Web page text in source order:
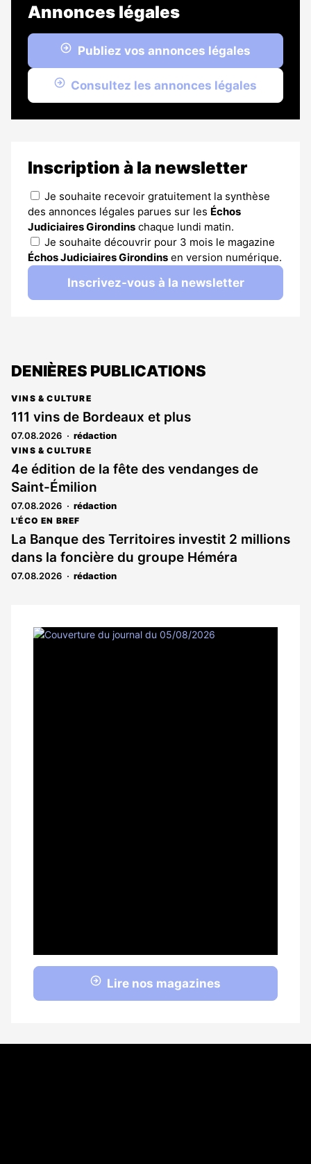
Annonces légales
Publiez vos annonces légales
Consultez les annonces légales
Inscription à la newsletter
Je souhaite recevoir gratuitement la synthèse
des annonces légales parues sur les Échos
Judiciaires Girondins chaque lundi matin.
Je souhaite découvrir pour 3 mois le magazine
Échos Judiciaires Girondins en version numérique.
Inscrivez-vous à la newsletter
DENIÈRES PUBLICATIONS
VINS & CULTURE
111 vins de Bordeaux et plus
07.08.2026 rédaction
VINS & CULTURE
4e édition de la fête des vendanges de
Saint-Émilion
07.08.2026 rédaction
L'ÉCO EN BREF
La Banque des Territoires investit 2 millions
dans la foncière du groupe Héméra
07.08.2026 rédaction
Notre
Lire nos magazines